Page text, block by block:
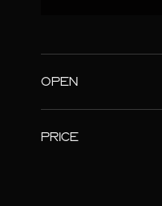
OPEN
PRICE